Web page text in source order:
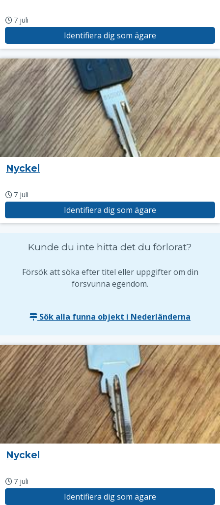
7 juli
Identifiera dig som ägare
Nyckel
7 juli
Identifiera dig som ägare
Kunde du inte hitta det du förlorat?
Försök att söka efter titel eller uppgifter om din
försvunna egendom.
Sök alla funna objekt i Nederländerna
Nyckel
7 juli
Identifiera dig som ägare